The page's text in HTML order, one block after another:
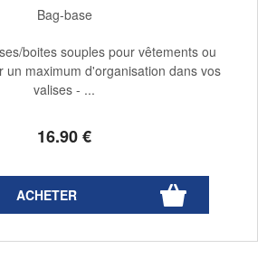
Bag-base
16.90€
boites souples pour vêtements ou
un maximum d'organisation dans vos
valises - ...